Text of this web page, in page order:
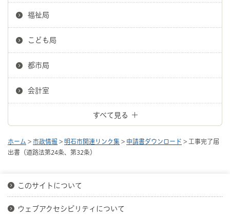
福祉局
こども局
都市局
会計室
すべて見る
ホーム > 市政情報 > 明石市関連リンク集 > 申請書ダウンロード > 工事完了届
出書（道路法第24条、第32条）
このサイトについて
ウェブアクセシビリティについて